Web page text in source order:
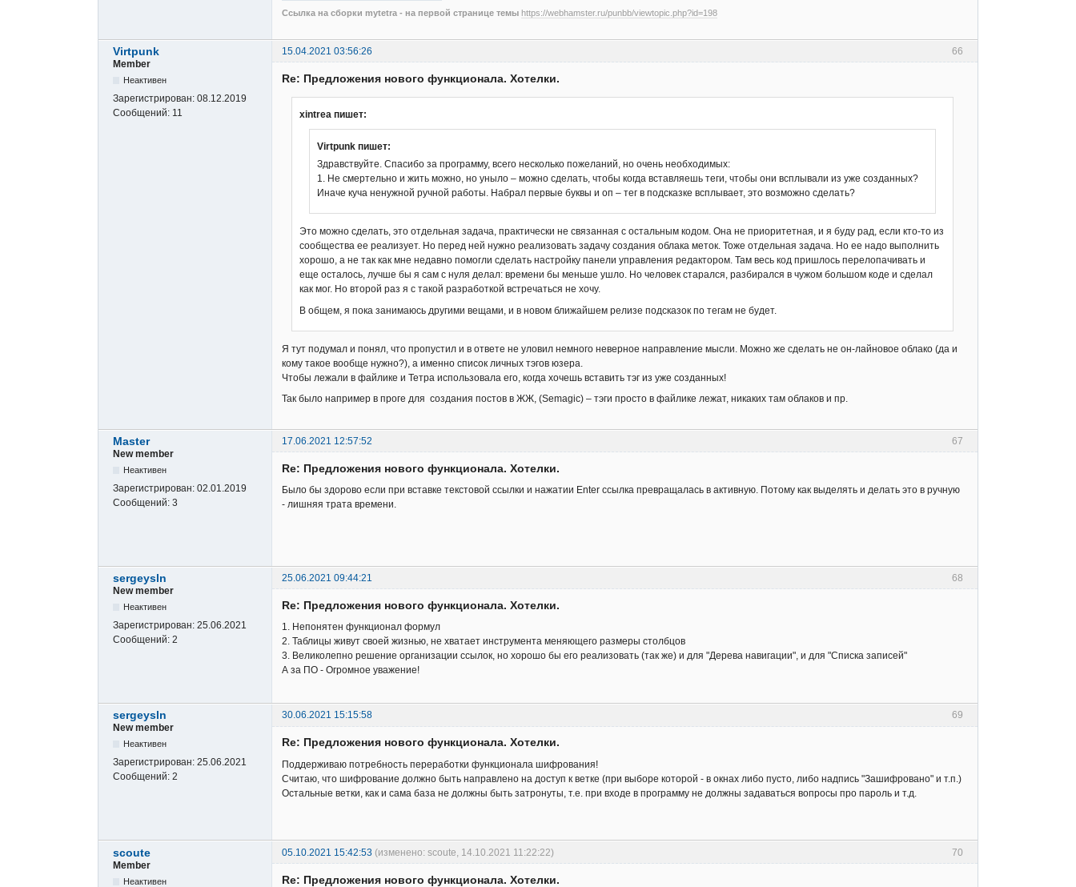
Ссылка на сборки mytetra - на первой странице темы https://webhamster.ru/punbb/viewtopic.php?id=198
66
Virtpunk
15.04.2021 03:56:26
Member
Неактивен
Зарегистрирован: 08.12.2019
Сообщений: 11
Re: Предложения нового функционала. Хотелки.
xintrea пишет:
Virtpunk пишет:
Здравствуйте. Спасибо за программу, всего несколько пожеланий, но очень необходимых:
1. Не смертельно и жить можно, но уныло – можно сделать, чтобы когда вставляешь теги, чтобы они всплывали из уже созданных?
Иначе куча ненужной ручной работы. Набрал первые буквы и оп – тег в подсказке всплывает, это возможно сделать?
Это можно сделать, это отдельная задача, практически не связанная с остальным кодом. Она не приоритетная, и я буду рад, если кто-то из
сообщества ее реализует. Но перед ней нужно реализовать задачу создания облака меток. Тоже отдельная задача. Но ее надо выполнить
хорошо, а не так как мне недавно помогли сделать настройку панели управления редактором. Там весь код пришлось перелопачивать и
еще осталось, лучше бы я сам с нуля делал: времени бы меньше ушло. Но человек старался, разбирался в чужом большом коде и сделал
как мог. Но второй раз я с такой разработкой встречаться не хочу.
В общем, я пока занимаюсь другими вещами, и в новом ближайшем релизе подсказок по тегам не будет.
Я тут подумал и понял, что пропустил и в ответе не уловил немного неверное направление мысли. Можно же сделать не он-лайновое облако (да и
кому такое вообще нужно?), а именно список личных тэгов юзера.
Чтобы лежали в файлике и Тетра использовала его, когда хочешь вставить тэг из уже созданных!
Так было например в проге для создания постов в ЖЖ, (Semagic) – тэги просто в файлике лежат, никаких там облаков и пр.
67
Master
17.06.2021 12:57:52
New member
Неактивен
Зарегистрирован: 02.01.2019
Сообщений: 3
Re: Предложения нового функционала. Хотелки.
Было бы здорово если при вставке текстовой ссылки и нажатии Enter ссылка превращалась в активную. Потому как выделять и делать это в ручную
- лишняя трата времени.
68
sergeysln
25.06.2021 09:44:21
New member
Неактивен
Зарегистрирован: 25.06.2021
Сообщений: 2
Re: Предложения нового функционала. Хотелки.
1. Непонятен функционал формул
2. Таблицы живут своей жизнью, не хватает инструмента меняющего размеры столбцов
3. Великолепно решение организации ссылок, но хорошо бы его реализовать (так же) и для "Дерева навигации", и для "Списка записей"
А за ПО - Огромное уважение!
69
sergeysln
30.06.2021 15:15:58
New member
Неактивен
Зарегистрирован: 25.06.2021
Сообщений: 2
Re: Предложения нового функционала. Хотелки.
Поддерживаю потребность переработки функционала шифрования!
Считаю, что шифрование должно быть направлено на доступ к ветке (при выборе которой - в окнах либо пусто, либо надпись "Зашифровано" и т.п.)
Остальные ветки, как и сама база не должны быть затронуты, т.е. при входе в программу не должны задаваться вопросы про пароль и т.д.
70
scoute 05.10.2021 15:42:53 (изменено: scoute, 14.10.2021 11:22:22)
Member
Неактивен Re: Предложения нового функционала. Хотелки.